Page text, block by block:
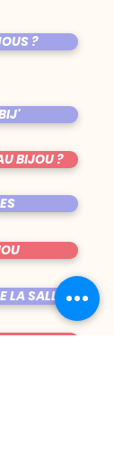
?
BIJOU ?
LA SALLE